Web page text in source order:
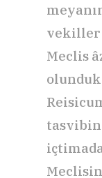
vekiller
Meclis